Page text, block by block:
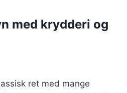
med krydderi og
ret med mange